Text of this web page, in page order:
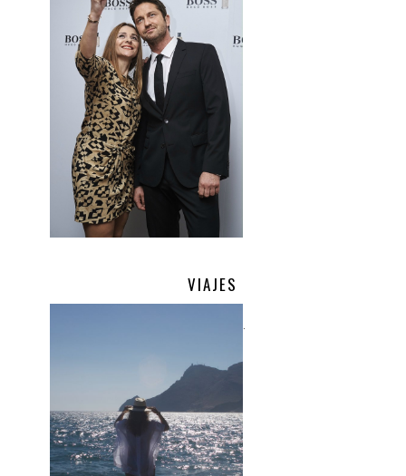
VIAJES
.